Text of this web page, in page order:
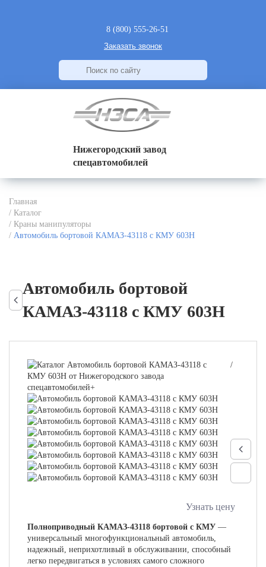
8 (800) 555-26-51
Заказать звонок
Нижегородский завод
спецавтомобилей
Главная
/ Каталог
/ Краны манипуляторы
/ Автомобиль бортовой КАМАЗ-43118 с КМУ 603H
Автомобиль бортовой
КАМАЗ-43118 с КМУ 603H
/
Узнать цену
Полноприводный КАМАЗ-43118 бортовой с КМУ —
универсальный многофункциональный автомобиль,
надежный, неприхотливый в обслуживании, способный
легко передвигаться в условиях самого сложного